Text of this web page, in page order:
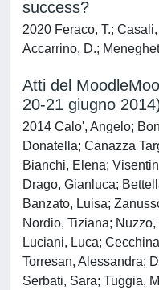
success?
2020 Feraco, T.;
Accarrino, D.;
Atti del
20-21 giugno
2014 Calo', Angelo;
Donatella; Canazza
Bianchi, Elena;
Drago, Gianluca;
Banzato, Luisa;
Nordio, Tiziana;
Luciani, Luca;
Torresan, Alessandra;
Serbati, Sara; Tuggia,